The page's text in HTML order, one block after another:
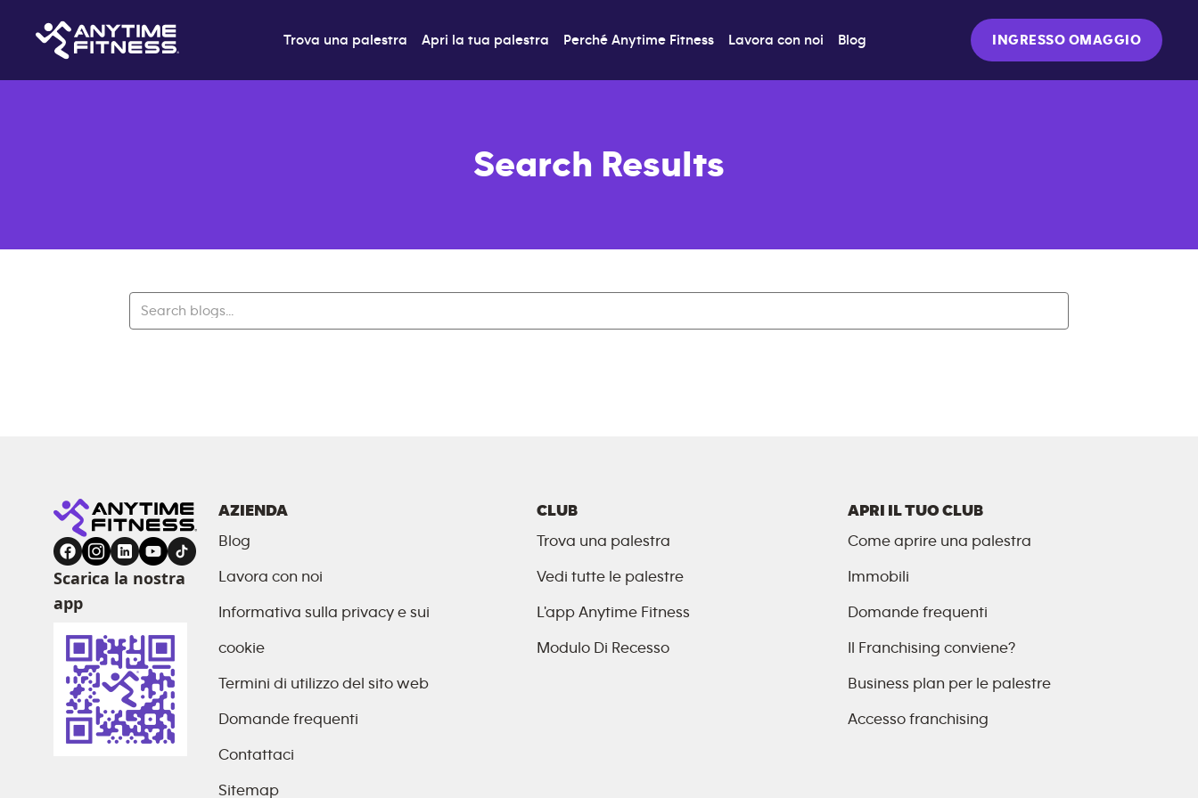
Trova una palestra Apri la tua palestra Perché Anytime Fitness Lavora con noi Blog INGRESSO OMAGGIO
Search Results
Scarica la nostra
app
AZIENDA
Blog
Lavora con noi
Informativa sulla privacy e sui
cookie
Termini di utilizzo del sito web
Domande frequenti
Contattaci
Sitemap
CLUB
Trova una palestra
Vedi tutte le palestre
L'app Anytime Fitness
Modulo Di Recesso
APRI IL TUO CLUB
Come aprire una palestra
Immobili
Domande frequenti
Il Franchising conviene?
Business plan per le palestre
Accesso franchising